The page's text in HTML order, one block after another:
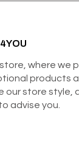
where we
products
our store style,
advise you.